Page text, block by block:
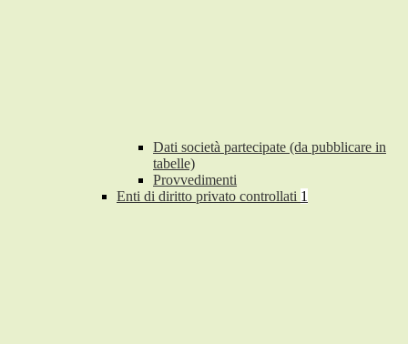
Dati società partecipate (da pubblicare in
tabelle)
Provvedimenti
Enti di diritto privato controllati 1